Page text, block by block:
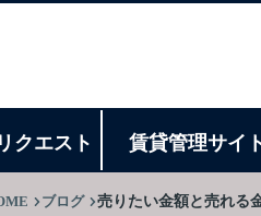
クエスト 賃貸管理サイ
ブログ 売りたい金額と売れる